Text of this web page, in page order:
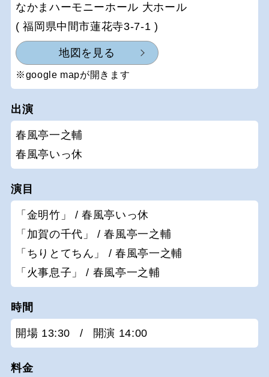
なかまハーモニーホール 大ホール
( 福岡県中間市蓮花寺3-7-1 )
地図を見る
※google mapが開きます
出演
春風亭一之輔
春風亭いっ休
演目
「金明竹」 / 春風亭いっ休
「加賀の千代」 / 春風亭一之輔
「ちりとてちん」 / 春風亭一之輔
「火事息子」 / 春風亭一之輔
時間
開場 13:30 / 開演 14:00
料金